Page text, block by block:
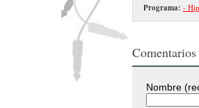
Programa: -
Comentarios
Nombre